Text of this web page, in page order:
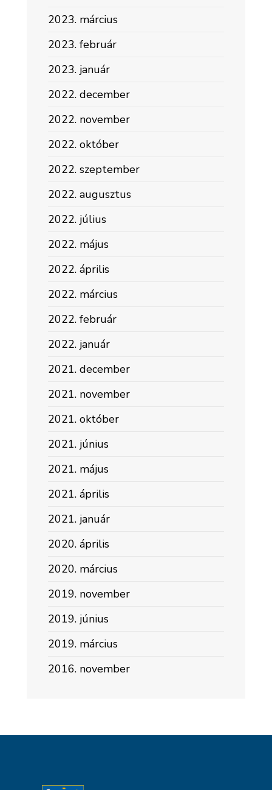
2023. március
2023. február
2023. január
2022. december
2022. november
2022. október
2022. szeptember
2022. augusztus
2022. július
2022. május
2022. április
2022. március
2022. február
2022. január
2021. december
2021. november
2021. október
2021. június
2021. május
2021. április
2021. január
2020. április
2020. március
2019. november
2019. június
2019. március
2016. november